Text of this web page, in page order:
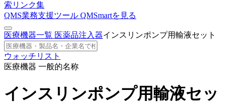
索 リンク集
QMS業務支援ツール QMSmartを見る
医療機器一覧 医薬品注入器インスリンポンプ用輸液セット
ウォッチリスト
医療機器 一般的名称
インスリンポンプ用輸液セッ